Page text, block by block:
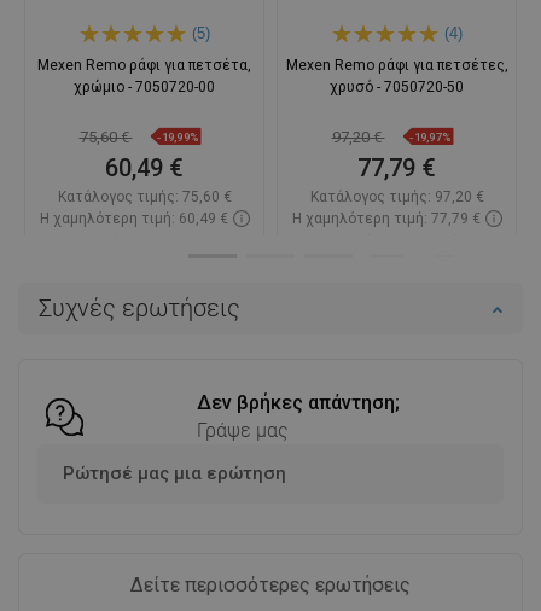
Συχνές ερωτήσεις
Δεν βρήκες απάντηση;
Γράψε μας
Ρώτησέ μας μια ερώτηση
Δείτε περισσότερες ερωτήσεις
(5)
Mexen Remo ράφι για πετσέτα,
χρώμιο - 7050720-00
75,60 € -19,99%
60,49 €
Κατάλογος τιμής: 75,60 €
Η χαμηλότερη τιμή: 60,49 €
(4)
Mexen Remo ράφι για πετσέτες,
χρυσό - 7050720-50
97,20 € -19,97%
77,79 €
Κατάλογος τιμής: 97,20 €
Η χαμηλότερη τιμή: 77,79 €